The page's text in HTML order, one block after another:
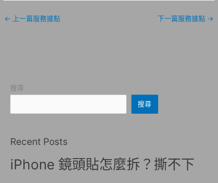
← 上一篇服務據點 下一篇服務據點 →
搜尋
搜尋
Recent Posts
iPhone 鏡頭貼怎麼拆？撕不下